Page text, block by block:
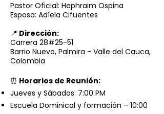
Pastor Oficial: Hephraim Ospina
Esposa: Adíela Cifuentes
📍 Dirección:
Carrera 28#25-51
Barrio Nuevo, Palmira - Valle del Cauca,
Colombia
⏰ Horarios de Reunión:
Jueves y Sábados: 7:00 PM
Escuela Dominical y formación – 10:00